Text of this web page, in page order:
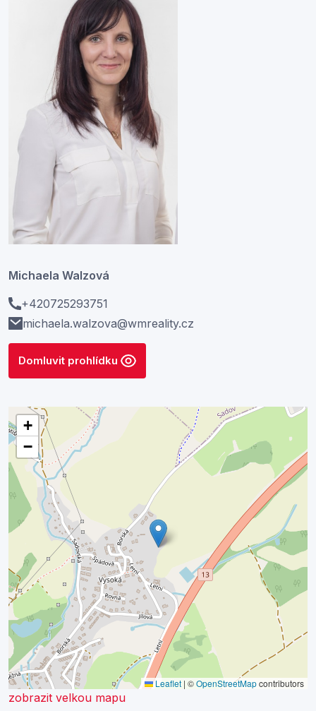
Michaela Walzová
+420725293751
michaela.walzova@wmreality.cz
Domluvit prohlídku
+
−
Leaflet | ©OpenStreetMapcontributors
zobrazit velkou mapu